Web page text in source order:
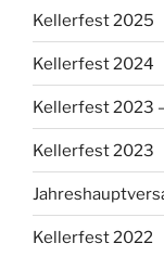
Kellerfest 2025
Kellerfest 2024
Kellerfest 2023
Kellerfest 2023
Kellerfest 2022